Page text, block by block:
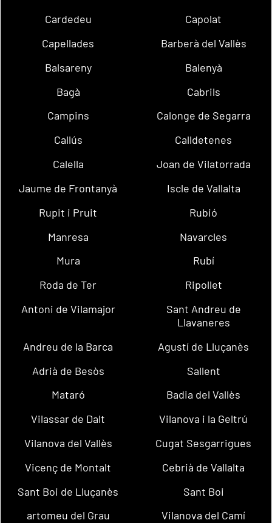
Cardedeu
Capolat
Capellades
Barberà del Vallès
Balsareny
Balenyà
Bagà
Cabrils
Campins
Calonge de Segarra
Callús
Calldetenes
Calella
Joan de Vilatorrada
Jaume de Frontanyà
Iscle de Vallalta
Rupit i Pruit
Rubió
Manresa
Navarcles
Mura
Rubí
Roda de Ter
Ripollet
Antoni de Vilamajor
Sant Andreu de
Llavaneres
Andreu de la Barca
Agustí de Lluçanès
Adrià de Besòs
Sallent
Mataró
Badia del Vallès
Vilassar de Dalt
Vilanova i la Geltrú
Vilanova del Vallès
Cugat Sesgarrigues
Vicenç de Montalt
Cebrià de Vallalta
Sant Boi de Lluçanès
Sant Boi
artomeu del Grau
Vilanova del Camí